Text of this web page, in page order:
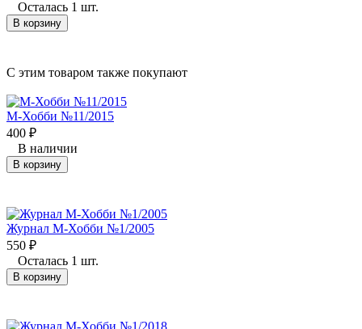
Осталась 1 шт.
В корзину
C этим товаром также покупают
М-Хобби №11/2015
400 ₽
В наличии
В корзину
Журнал М-Хобби №1/2005
550 ₽
Осталась 1 шт.
В корзину